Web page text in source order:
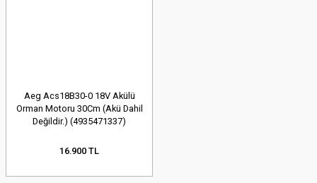
Aeg Acs18B30-0 18V Akülü
Orman Motoru 30Cm (Akü Dahil
Değildir.) (4935471337)
16.900 TL